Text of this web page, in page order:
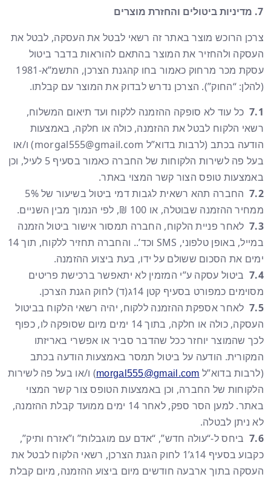
מדיניות ביטולים והחזרת מוצרים
צרכן הרוכש מוצר באתר זה רשאי לבטל את העסקה, לבטל את
העסקה ולהחזיר את המוצר בהתאם להוראות בדבר ביטול
עסקת מכר מרחוק כאמור בחו קהגנת הצרכן, התשמ”א-1981
(להלן: “החוק”). הצרכן נדרש לבדוק את המוצר עם קבלתו.
7.1כל עוד לא סופקה ההזמנה ללקוח ועד תיאום המשלוח,
רשאי הלקוח לבטל את ההזמנה, כולה או חלקה, באמצעות
הודעה בכתב (לרבות בדוא”ל morgal555@gmail.com) ו/או
בעל פה לשירות הלקוחות של החברה כאמור בסעיף 5 לעיל, וכן
באמצעות טופס הצור קשר המצוי באתר.
7.2
החברה תהא רשאית לגבות דמי ביטול בשיעור של 5%
ממחיר ההזמנה שבוטלה, או 100 ₪, לפי הנמוך מבין השניים.
7.3לאחר פניית הלקוח, החברה תמסור אישור ביטול הזמנה
במייל, באופן טלפוני, SMS וכד’.. והחברה תחזיר ללקוח, תוך 14
ימים את הסכום ששולם על ידו, בעת ביצוע ההזמנה.
7.4 ביטול עסקה ע”י המזמין לא יתאפשר ברכישת פריטים
מסוימים כמפורט בסעיף קטן 14ג(ד) לחוק הגנת הצרכן.
7.5לאחר אספקת ההזמנה ללקוח, יהיה רשאי הלקוח בביטול
העסקה, כולה או חלקה, בתוך 14 ימים מיום שסופקה לו, כפוף
לכך שהמוצר יוחזר ככל שהדבר סביר או אפשרי באריזתו
המקורית. הודעה על ביטול תמסר באמצעות הודעה בכתב
(לרבות בדוא”ל morgal555@gmail.com) ו/או בעל פה לשירות
הלקוחות של החברה, וכן באמצעות הטופס צור קשר המצוי
באתר. למען הסר ספק, לאחר 14 ימים ממועד קבלת ההזמנה,
לא ניתן לבטלה.
7.6ביחס ל-“עולה חדש”, “אדם עם מוגבלות” ו”אזרח ותיק”,
כקבוע בסעיף 14ג’1 לחוק הגנת הצרכן, רשאי הלקוח לבטל את
העסקה בתוך ארבעה חודשים מיום ביצוע ההזמנה, מיום קבלת